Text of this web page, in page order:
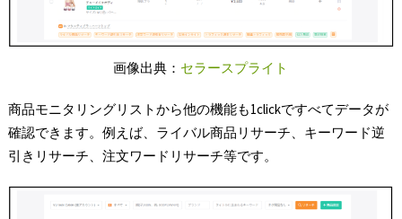
画像出典： セラースプライト
商品モニタリングリストから他の機能も1clickですべてデータが
確認できます。例えば、ライバル商品リサーチ、キーワード逆
引きリサーチ、注文ワードリサーチ等です。